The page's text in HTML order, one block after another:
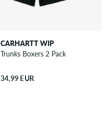
CARHARTT WIP
Trunks Boxers 2 Pack
34,99 EUR